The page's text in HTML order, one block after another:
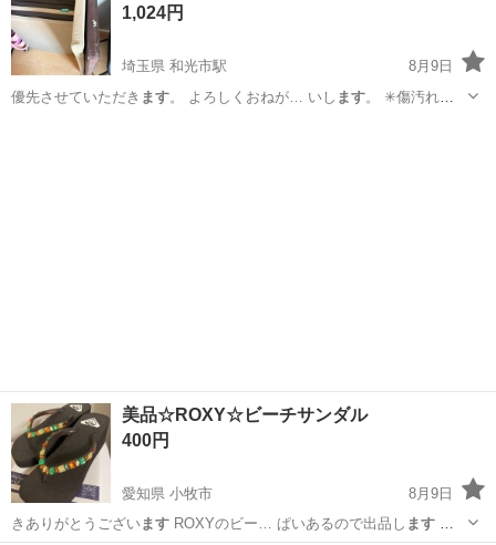
暮らしだと… れる...1,024円
埼玉県 和光市駅
8月9日
優先させていただき ます。 よろしくおねが… いし ます。 ✳︎傷汚れ
美品☆ROXY☆ビーチサンダル
400円
愛知県 小牧市
8月9日
きありがとうございます ROXYのビー… ぱいあるので出品し ますサ